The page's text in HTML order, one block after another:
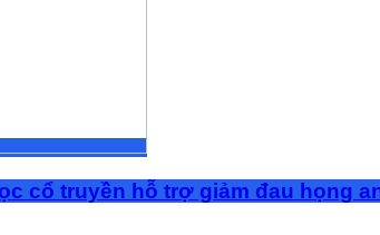
cổ truyền hỗ trợ giảm đau họng